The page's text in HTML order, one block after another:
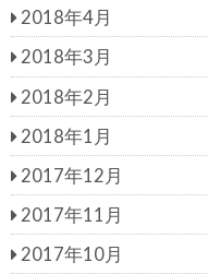
2018年4月
2018年3月
2018年2月
2018年1月
2017年12月
2017年11月
2017年10月